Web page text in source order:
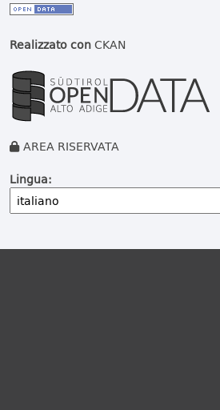
Realizzato conCKAN
AREA RISERVATA
Lingua